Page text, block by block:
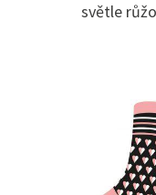
světle